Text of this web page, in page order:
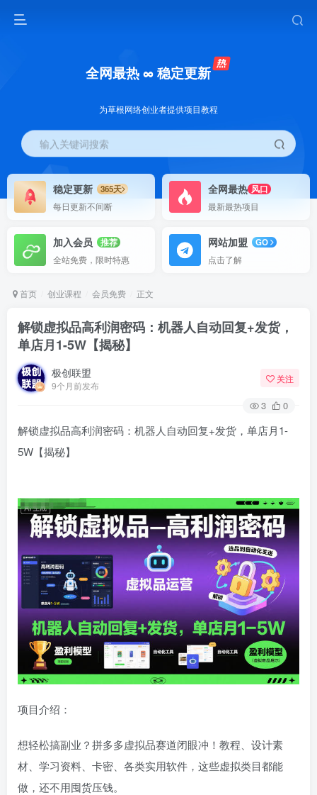
全网最热 ∞ 稳定更新
为草根网络创业者提供项目教程
输入关键词搜索
稳定更新
365天
每日更新不间断
全网最热 风口
最新最热项目
加入会员
推荐
全站免费，限时特惠
网站加盟
GO
点击了解
首页 创业课程 会员免费 正文
解锁虚拟品高利润密码：机器人自动回复+发货，
单店月1-5W【揭秘】
极创联盟
9个月前发布
关注
3 0
解锁虚拟品高利润密码：机器人自动回复+发货，单店月1-
5W【揭秘】
项目介绍：
想轻松搞副业？拼多多虚拟品赛道闭眼冲！教程、设计素
材、学习资料、卡密、各类实用软件，这些虚拟类目都能
做，还不用囤货压钱。